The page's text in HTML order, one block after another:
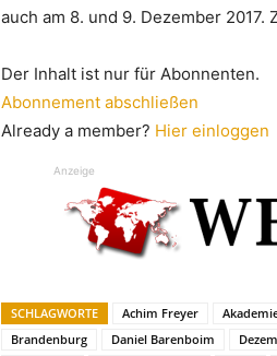
auch am 8. und 9. Dezember
Der Inhalt ist nur für Abonnenten.
Abonnement abschließen
Already a member? Hier einloggen
Anzeige
SCHLAGWORTE Achim Freyer
Brandenburg
Daniel Barenboim